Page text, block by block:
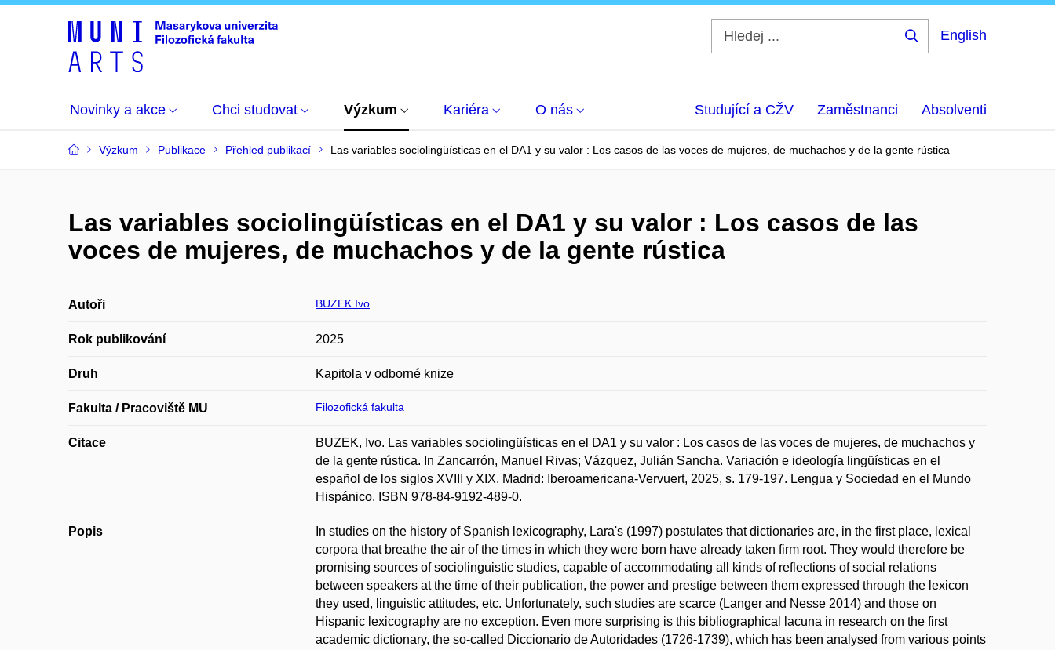
English
Novinky a akce Chci studovat Výzkum Kariéra O nás Studující a CŽV Zaměstnanci Absolventi
Výzkum Publikace Přehled publikací Las variables sociolingüísticas en el DA1 y su valor : Los casos de las voces de mujeres, de muchachos y de la gente rústica
Las variables sociolingüísticas en el DA1 y su valor : Los casos de las
voces de mujeres, de muchachos y de la gente rústica
Autoři BUZEK Ivo
Rok publikování 2025
Druh Kapitola v odborné knize
Fakulta / Pracoviště MU Filozofická fakulta
Citace
BUZEK, Ivo. Las variables sociolingüísticas en el DA1 y su valor : Los casos de las voces de mujeres, de muchachos y
de la gente rústica. In Zancarrón, Manuel Rivas; Vázquez, Julián Sancha. Variación e ideología lingüísticas en el
español de los siglos XVIII y XIX. Madrid: Iberoamericana-Vervuert, 2025, s. 179-197. Lengua y Sociedad en el Mundo
Hispánico. ISBN 978-84-9192-489-0.
Popis
In studies on the history of Spanish lexicography, Lara's (1997) postulates that dictionaries are, in the first place, lexical
corpora that breathe the air of the times in which they were born have already taken firm root. They would therefore be
promising sources of sociolinguistic studies, capable of accommodating all kinds of reflections of social relations
between speakers at the time of their publication, the power and prestige between them expressed through the lexicon
they used, linguistic attitudes, etc. Unfortunately, such studies are scarce (Langer and Nesse 2014) and those on
Hispanic lexicography are no exception. Even more surprising is this bibliographical lacuna in research on the first
academic dictionary, the so-called Diccionario de Autoridades (1726-1739), which has been analysed from various points